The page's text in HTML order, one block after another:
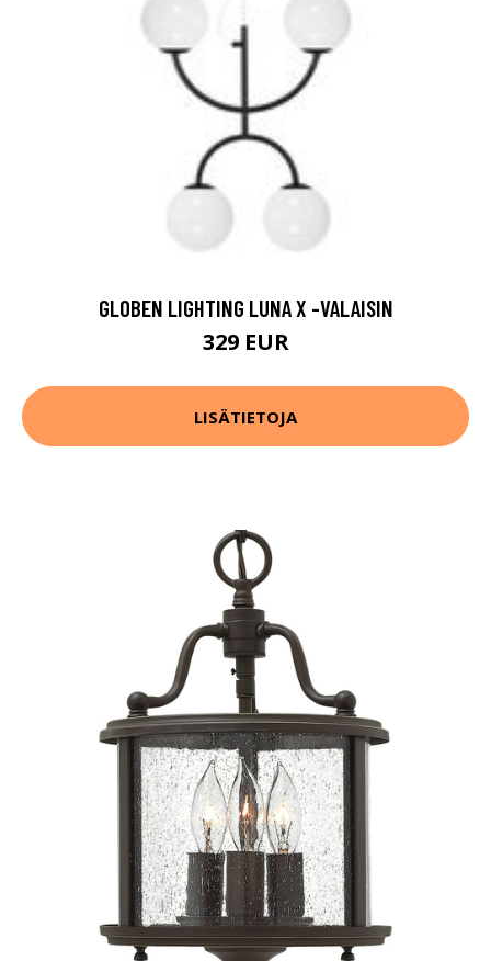
GLOBEN LIGHTING LUNA X -VALAISIN
329 EUR
LISÄTIETOJA